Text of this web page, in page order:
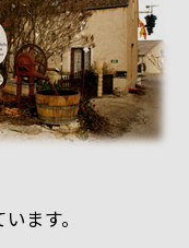
ます。